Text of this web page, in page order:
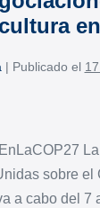
| Publicado el
sobre el
a cabo del 7